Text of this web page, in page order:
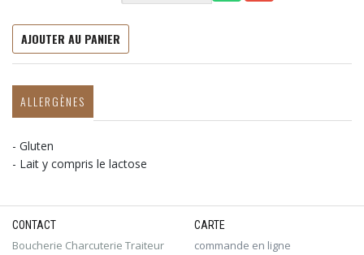
AJOUTER AU PANIER
ALLERGÈNES
- Gluten
- Lait y compris le lactose
CONTACT
Boucherie Charcuterie Traiteur
CARTE
commande en ligne